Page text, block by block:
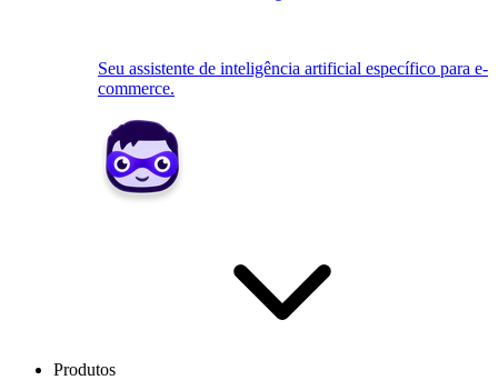
Seu assistente de inteligência artificial específico para e-
commerce.
Produtos